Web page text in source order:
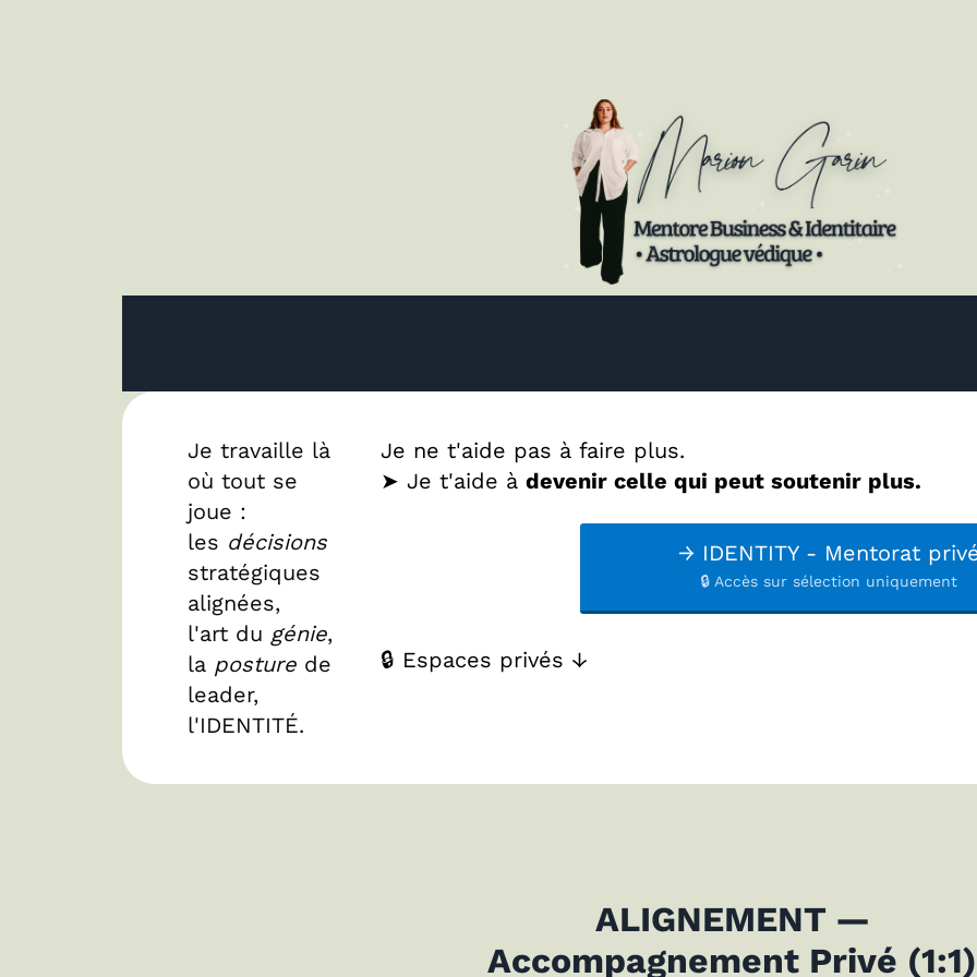
Je travaille là
où tout se
joue :
les décisions
stratégiques
alignées,
l'art du génie,
la posture de
leader,
l'IDENTITÉ.
Je ne t'aide pas à faire plus.
➤ Je t'aide à devenir celle qui peut soutenir plus.
→ IDENTITY - Mentorat
🔒 Accès sur sélection uniquement
🔒 Espaces privés ↓
ALIGNEMENT —
Accompagnement Privé (1:1)